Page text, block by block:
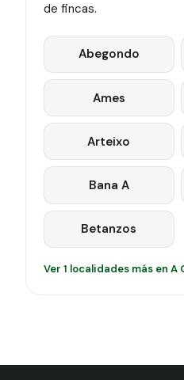
de fincas.
Abegondo
Ames
Arteixo
Bana A
Betanzos
Ver 1 localidades más en A